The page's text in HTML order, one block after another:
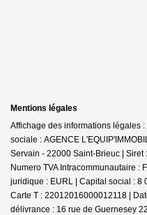
Mentions légales
Affichage des informations légales
sociale : AGENCE
Servain - 22000 Saint-Brieuc |
Numero TVA Intracommunautaire :
juridique : EURL | Capital social : 8
Carte T : 22012016000012118 |
délivrance : 16 rue de Guernesey